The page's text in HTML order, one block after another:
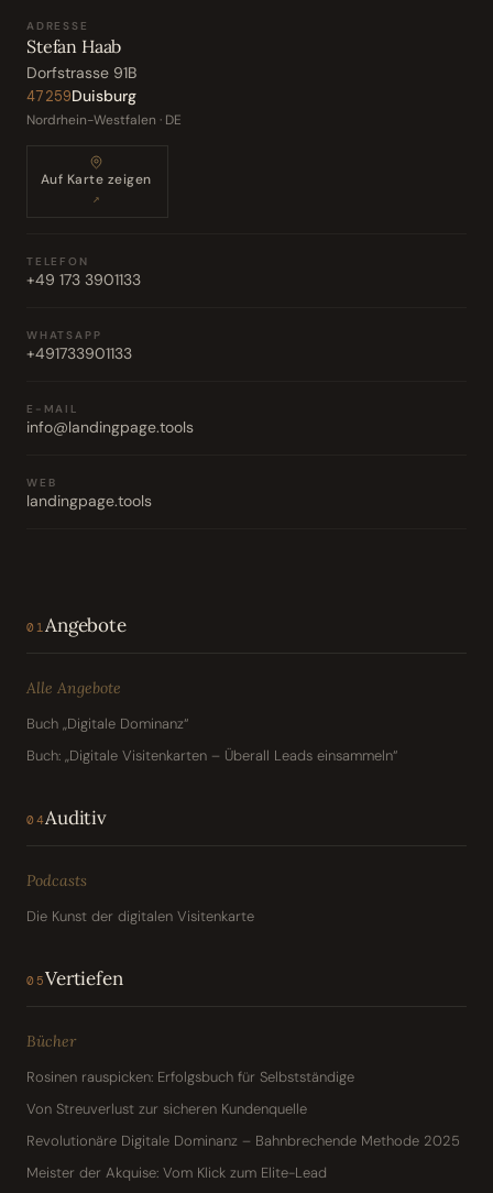
ADRESSE
Stefan Haab
Dorfstrasse 91B
47259Duisburg
Nordrhein-Westfalen · DE
Auf Karte zeigen
↗
TELEFON
+49 173 3901133
WHATSAPP
+491733901133
E-MAIL
info@landingpage.tools
WEB
landingpage.tools
01 Angebote
Alle Angebote
Buch „Digitale Dominanz“
Buch: „Digitale Visitenkarten – Überall Leads einsammeln“
04Auditiv
Podcasts
Die Kunst der digitalen Visitenkarte
05Vertiefen
Bücher
Rosinen rauspicken: Erfolgsbuch für Selbstständige
Von Streuverlust zur sicheren Kundenquelle
Revolutionäre Digitale Dominanz – Bahnbrechende Methode 2025
Meister der Akquise: Vom Klick zum Elite-Lead